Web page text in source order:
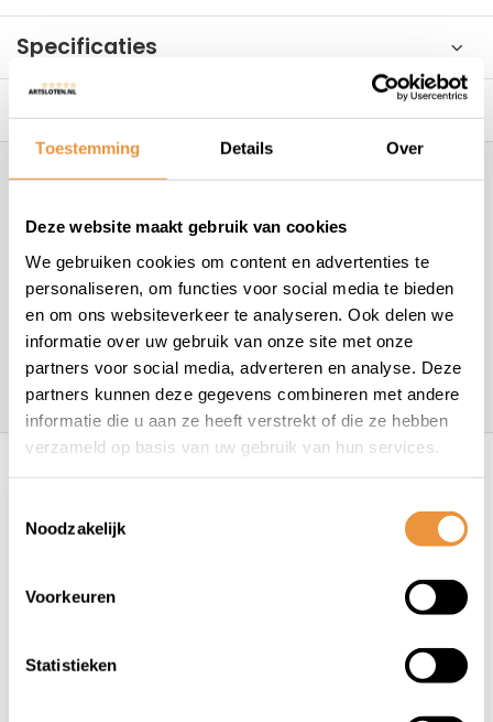
Toestemming Details Over
Deze website maakt gebruik van cookies
We gebruiken cookies om content en advertenties te
personaliseren, om functies voor social media te bieden
en om ons websiteverkeer te analyseren. Ook delen we
informatie over uw gebruik van onze site met onze
partners voor social media, adverteren en analyse. Deze
partners kunnen deze gegevens combineren met andere
informatie die u aan ze heeft verstrekt of die ze hebben
verzameld op basis van uw gebruik van hun services.
Noodzakelijk
Voorkeuren
Statistieken
Specificaties
Hoe kunnen wij je helpen?
+31 78 780 2330
info@artsloten.nl
157 klanten geven een 4.7/ 5 op
Recent bekeken